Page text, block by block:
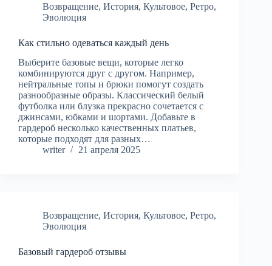
Возвращение, История, Культовое, Ретро,
Эволюция
Как стильно одеваться каждый день
Выберите базовые вещи, которые легко
комбинируются друг с другом. Например,
нейтральные топы и брюки помогут создать
разнообразные образы. Классический белый
футболка или блузка прекрасно сочетается с
джинсами, юбками и шортами. Добавьте в
гардероб несколько качественных платьев,
которые подходят для разных…
writer
21 апреля 2025
Возвращение, История, Культовое, Ретро,
Эволюция
Базовый гардероб отзывы